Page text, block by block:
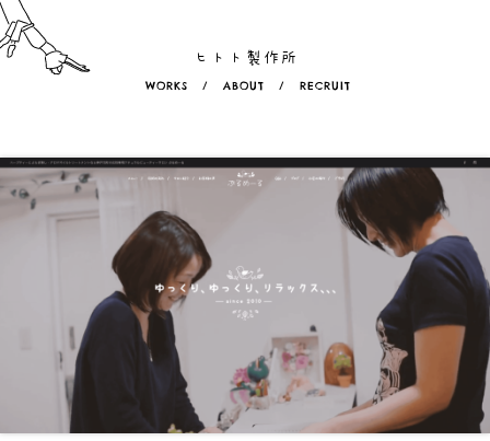
ヒトト製作所
WORKS / ABOUT / RECRUIT